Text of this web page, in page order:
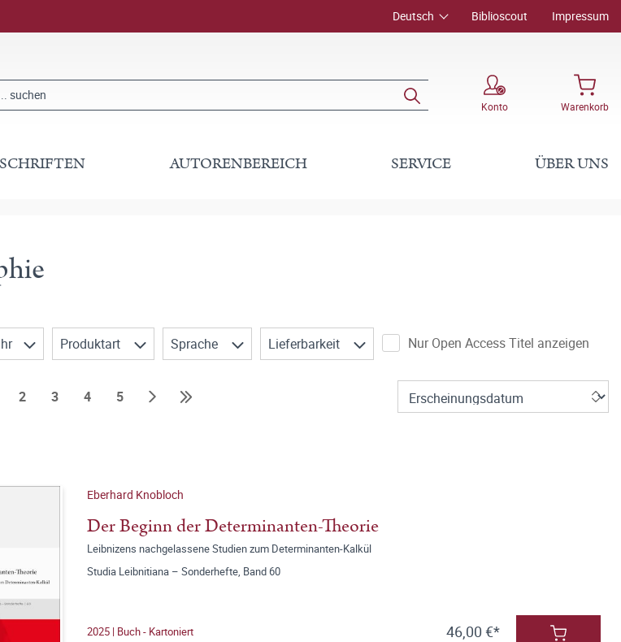
Deutsch Biblioscout Impressum
Konto Warenkorb
AUTORENBEREICH SERVICE ÜBER UNS
Produktart Sprache Lieferbarkeit Nur Open Access Titel anzeigen
2 3 4 5
Eberhard Knobloch
Der Beginn der Determinanten-Theorie
Leibnizens nachgelassene Studien zum Determinanten-Kalkül
Studia Leibnitiana – Sonderhefte, Band 60
2025 | Buch - Kartoniert 46,00 €*